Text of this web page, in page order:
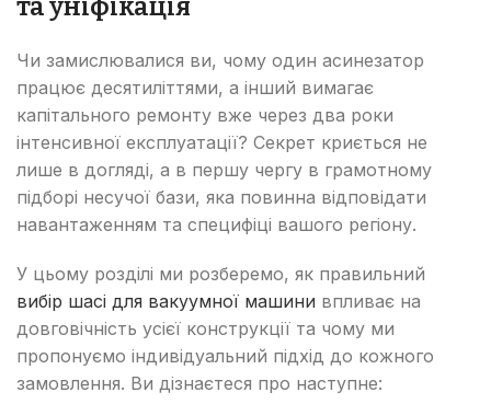
Чи замислювалися ви, чому один асинезатор
працює десятиліттями, а інший вимагає
капітального ремонту вже через два роки
інтенсивної експлуатації? Секрет криється не
лише в догляді, а в першу чергу в грамотному
підборі несучої бази, яка повинна відповідати
навантаженням та специфіці вашого регіону.
У цьому розділі ми розберемо, як правильний
вибір шасі для вакуумної машини впливає на
довговічність усієї конструкції та чому ми
пропонуємо індивідуальний підхід до кожного
замовлення. Ви дізнаєтеся про наступне: